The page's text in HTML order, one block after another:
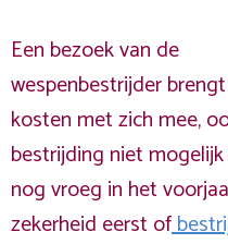
Een bezoek van de
wespenbestrijder
kosten met zich mee,
bestrijding niet
nog vroeg in het
zekerheid eerst of